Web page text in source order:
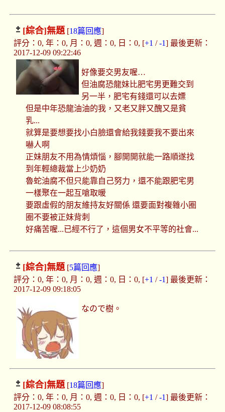
[綜合]無題[18篇回應]
評分：0, 年：0, 月：0, 週：0, 日：0, [+1 /-1] 最後更新：
2017-12-09 09:22:46
好像要交男友喔…
但油腐恐龍妹比肥宅男更難交到
另一半，肥宅有錢還可以去嫖
但是中年恐龍油油的我，又老又胖又醜又是貧
乳...
就算是要想要找小白臉還會給我錢要我不要出來
嚇人啊
正妹朋友不用為情煩惱，腳開開就能一路順遂找
到年輕總裁當上少奶奶
魯蛇油腐不但只能靠自己努力，還不能跟肥宅男
一樣聚在一起互嗆取暖
要跟虛假的朋友維持友好關係 還要面對複雜小圈
圈不要被正妹背刺
好痛苦喔...已經不行了，這個男女不平等的社會...
[綜合]無題[5篇回應]
評分：0, 年：0, 月：0, 週：0, 日：0, [+1 /-1] 最後更新：
2017-12-09 09:18:05
なので樹。
[綜合]無題[18篇回應]
評分：0, 年：0, 月：0, 週：0, 日：0, [+1 /-1] 最後更新：
2017-12-09 08:08:55